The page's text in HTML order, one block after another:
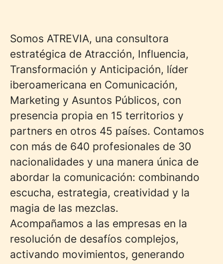
Somos ATREVIA, una consultora
estratégica de Atracción, Influencia,
Transformación y Anticipación, líder
iberoamericana en Comunicación,
Marketing y Asuntos Públicos, con
presencia propia en 15 territorios y
partners en otros 45 países. Contamos
con más de 640 profesionales de 30
nacionalidades y una manera única de
abordar la comunicación: combinando
escucha, estrategia, creatividad y la
magia de las mezclas.
Acompañamos a las empresas en la
resolución de desafíos complejos,
activando movimientos, generando